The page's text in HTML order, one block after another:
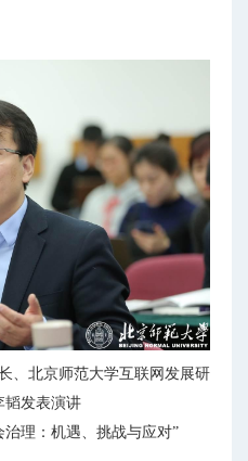
、北京师范大学互联网发展研
韬发表演讲
理：机遇、挑战与应对”